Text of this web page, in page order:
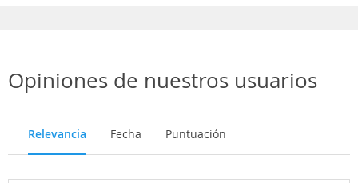
Opiniones de nuestros usuarios
Relevancia Fecha Puntuación